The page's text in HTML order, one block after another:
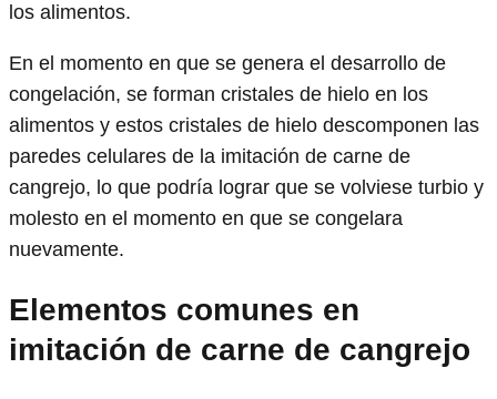
los alimentos.
En el momento en que se genera el desarrollo de
congelación, se forman cristales de hielo en los
alimentos y estos cristales de hielo descomponen las
paredes celulares de la imitación de carne de
cangrejo, lo que podría lograr que se volviese turbio y
molesto en el momento en que se congelara
nuevamente.
Elementos comunes en
imitación de carne de cangrejo